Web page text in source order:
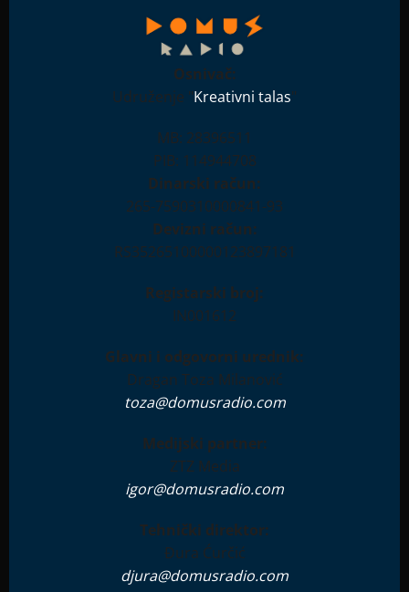
Osnivač:
Udruženje "Kreativni talas"
MB: 28396511
PIB: 114944708
Dinarski račun:
265-7590310000841-93
Devizni račun:
RS35265100000123897181
Registarski broj:
IN001612
Glavni i odgovorni urednik:
Dragan Toza Milanović
toza@domusradio.com
Medijski partner:
ZTZ Media
igor@domusradio.com
Tehnički direktor:
Đura Ćurčić
djura@domusradio.com